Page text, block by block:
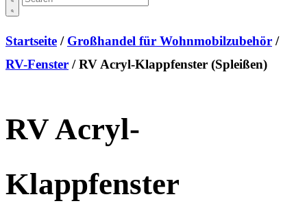
Startseite / Großhandel für Wohnmobilzubehör /
RV-Fenster / RV Acryl-Klappfenster (Spleißen)
RV Acryl-
Klappfenster